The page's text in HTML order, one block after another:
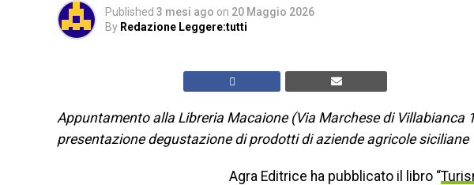
Published 3 mesi ago on 20 Maggio 2026
By Redazione Leggere:tutti
Appuntamento alla Libreria Macaione (Via Marchese di Villabianca
presentazione degustazione di prodotti di aziende agricole siciliane
Agra Editrice ha pubblicato il libro “